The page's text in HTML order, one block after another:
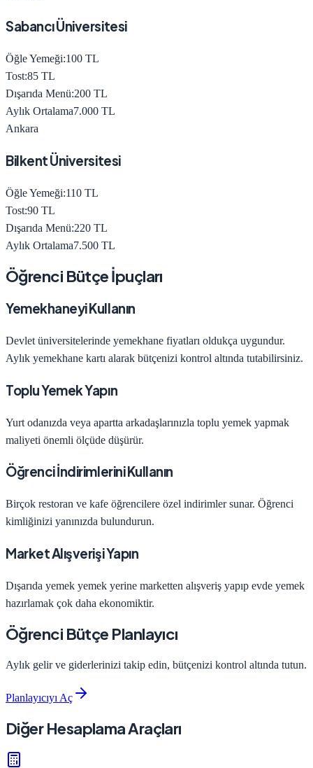
Sabancı Üniversitesi
Öğle Yemeği:100 TL
Tost:85 TL
Dışarıda Menü:200 TL
Aylık Ortalama7.000 TL
Ankara
Bilkent Üniversitesi
Öğle Yemeği:110 TL
Tost:90 TL
Dışarıda Menü:220 TL
Aylık Ortalama7.500 TL
Öğrenci Bütçe İpuçları
Yemekhaneyi Kullanın
Devlet üniversitelerinde yemekhane fiyatları oldukça uygundur.
Aylık yemekhane kartı alarak bütçenizi kontrol altında tutabilirsiniz.
Toplu Yemek Yapın
Yurt odanızda veya apartta arkadaşlarınızla toplu yemek yapmak
maliyeti önemli ölçüde düşürür.
Öğrenci İndirimlerini Kullanın
Birçok restoran ve kafe öğrencilere özel indirimler sunar. Öğrenci
kimliğinizi yanınızda bulundurun.
Market Alışverişi Yapın
Dışarıda yemek yemek yerine marketten alışveriş yapıp evde yemek
hazırlamak çok daha ekonomiktir.
Öğrenci Bütçe Planlayıcı
Aylık gelir ve giderlerinizi takip edin, bütçenizi kontrol altında tutun.
Planlayıcıyı Aç
Diğer Hesaplama Araçları